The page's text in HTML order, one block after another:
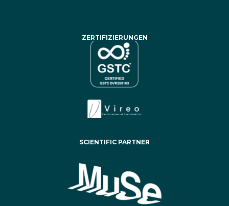
ZERTIFIZIERUNGEN
SCIENTIFIC PARTNER